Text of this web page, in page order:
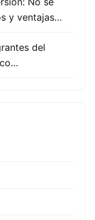
y ventajas…
del